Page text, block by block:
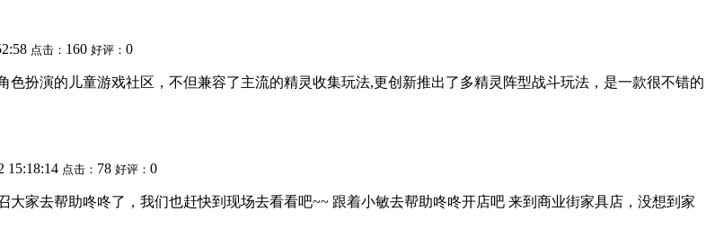
点击： 160 好评： 0
色扮演的儿童游戏社区，不但兼容了主流的精灵收集玩法,更创新推出了多精灵阵型战斗玩法，是一款很不错的
15:18:14 点击： 78 好评： 0
家去帮助咚咚了，我们也赶快到现场去看看吧~~ 跟着小敏去帮助咚咚开店吧 来到商业街家具店，没想到家